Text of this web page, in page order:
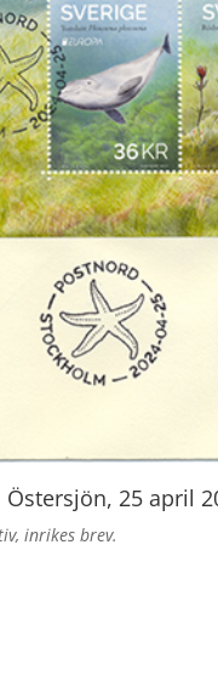
Östersjön, 25 april
inrikes brev.